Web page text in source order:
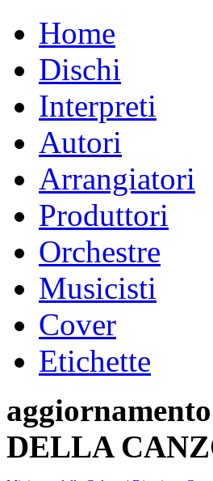
Home
Dischi
Interpreti
Autori
Arrangiatori
Produttori
Orchestre
Musicisti
Cover
Etichette
DELLA